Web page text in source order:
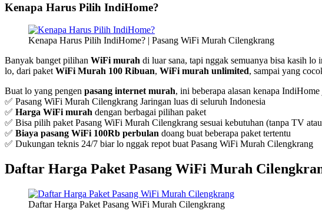
Kenapa Harus Pilih IndiHome?
Kenapa Harus Pilih IndiHome? | Pasang WiFi Murah Cilengkrang
Banyak banget pilihan WiFi murah di luar sana, tapi nggak semuanya bisa kasih lo
lo, dari paket WiFi Murah 100 Ribuan, WiFi murah unlimited, sampai yang
Buat lo yang pengen pasang internet murah, ini beberapa alasan kenapa
✅ Pasang WiFi Murah Cilengkrang Jaringan luas di seluruh Indonesia
✅ Harga WiFi murah dengan berbagai pilihan paket
✅ Bisa pilih paket Pasang WiFi Murah Cilengkrang sesuai kebutuhan (tanpa TV
✅ Biaya pasang WiFi 100Rb perbulan doang buat beberapa paket tertentu
✅ Dukungan teknis 24/7 biar lo nggak repot buat Pasang WiFi Murah Cilengkrang
Daftar Harga Paket Pasang WiFi Murah
Daftar Harga Paket Pasang WiFi Murah Cilengkrang